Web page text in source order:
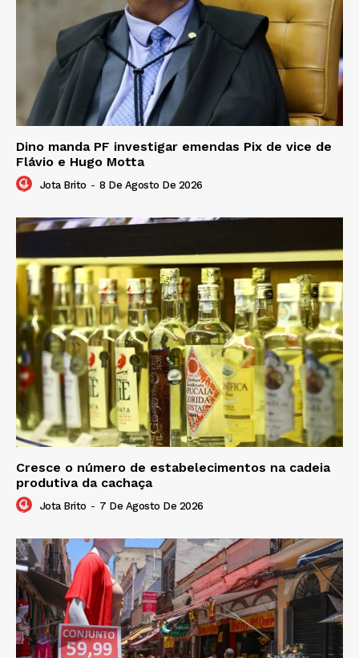
Dino manda PF investigar emendas Pix de vice de
Flávio e Hugo Motta
Jota Brito - 8 De Agosto De 2026
Cresce o número de estabelecimentos na cadeia
produtiva da cachaça
Jota Brito - 7 De Agosto De 2026